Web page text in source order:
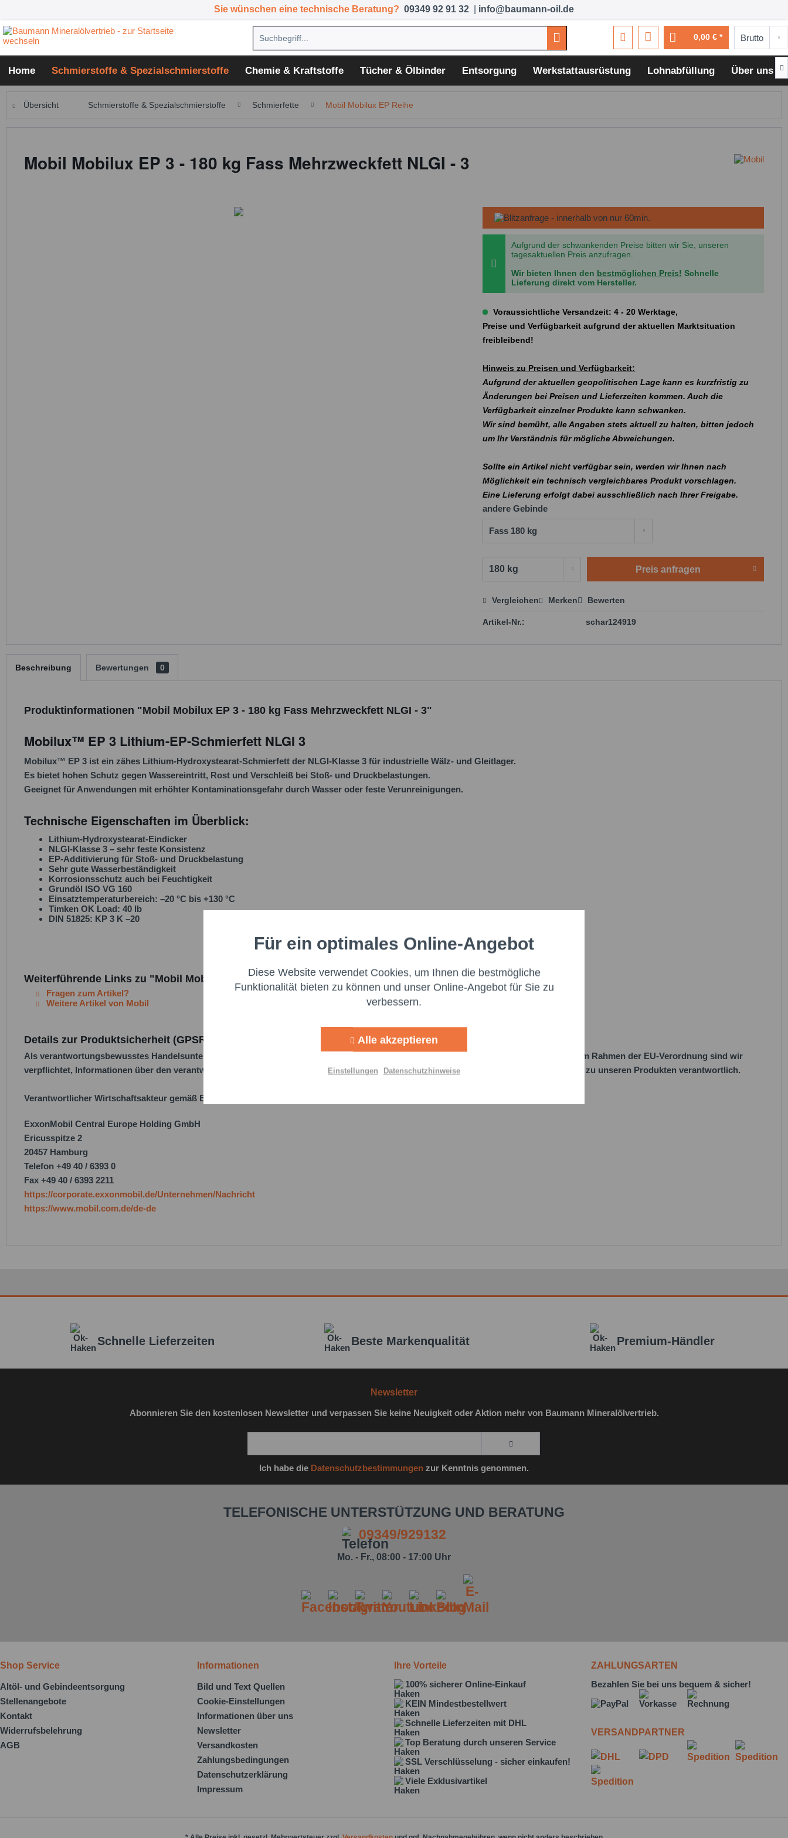
Sie wünschen eine technische Beratung? 09349 92 91 32 info@baumann-oil.de
0,00 € *
Home Schmierstoffe & Spezialschmierstoffe Chemie & Kraftstoffe Tücher & Ölbinder Entsorgung Werkstattausrüstung Lohnabfüllung Über uns 
Übersicht Schmierstoffe & Spezialschmierstoffe Schmierfette Mobil Mobilux EP Reihe
Mobil Mobilux EP 3 - 180 kg Fass Mehrzweckfett NLGI - 3
Aufgrund der schwankenden Preise bitten wir Sie, unseren
tagesaktuellen Preis anzufragen.
Wir bieten Ihnen den bestmöglichen Preis! Schnelle
Lieferung direkt vom Hersteller.
Voraussichtliche Versandzeit: 4 - 20 Werktage,
Preise und Verfügbarkeit aufgrund der aktuellen Marktsituation
freibleibend!
Hinweis zu Preisen und Verfügbarkeit:
Aufgrund der aktuellen geopolitischen Lage kann es kurzfristig zu
Änderungen bei Preisen und Lieferzeiten kommen. Auch die
Verfügbarkeit einzelner Produkte kann schwanken.
Wir sind bemüht, alle Angaben stets aktuell zu halten, bitten jedoch
um Ihr Verständnis für mögliche Abweichungen.
Sollte ein Artikel nicht verfügbar sein, werden wir Ihnen nach
Möglichkeit ein technisch vergleichbares Produkt vorschlagen.
Eine Lieferung erfolgt dabei ausschließlich nach Ihrer Freigabe.
andere Gebinde
Preis anfragen
Preis anfragen
Vergleichen Merken Bewerten
Artikel-Nr.: schar124919
Beschreibung Bewertungen 0
Produktinformationen "Mobil Mobilux EP 3 - 180 kg Fass Mehrzweckfett NLGI - 3"
Mobilux™ EP 3 Lithium-EP-Schmierfett NLGI 3
Mobilux™ EP 3 ist ein zähes Lithium-Hydroxystearat-Schmierfett der NLGI-Klasse 3 für industrielle Wälz- und Gleitlager.
Es bietet hohen Schutz gegen Wassereintritt, Rost und Verschleiß bei Stoß- und Druckbelastungen.
Geeignet für Anwendungen mit erhöhter Kontaminationsgefahr durch Wasser oder feste Verunreinigungen.
Technische Eigenschaften im Überblick:
Lithium-Hydroxystearat-Eindicker
NLGI-Klasse 3 – sehr feste Konsistenz
EP-Additivierung für Stoß- und Druckbelastung
Sehr gute Wasserbeständigkeit
Korrosionsschutz auch bei Feuchtigkeit
Grundöl ISO VG 160
Einsatztemperaturbereich: –20 °C bis +130 °C
Timken OK Load: 40 lb
DIN 51825: KP 3 K –20
Weiterführende Links zu "Mobil Mobilux EP 3 - 180 kg Fass Mehrzweckfett NLGI - 3"
Fragen zum Artikel?
Weitere Artikel von Mobil
Details zur Produktsicherheit (GPSR)
Als verantwortungsbewusstes Handelsunternehmen legen wir großen Wert auf Transparenz und die Einhaltung gesetzlicher Vorgaben. Im Rahmen der EU-Verordnung sind wir
verpflichtet, Informationen über den verantwortlichen Wirtschaftsakteur bereitzustellen. Dieser ist für die Einhaltung der EU-Vorschriften zu unseren Produkten verantwortlich.
Verantwortlicher Wirtschaftsakteur gemäß EU-Verordnung:
ExxonMobil Central Europe Holding GmbH
Ericusspitze 2
20457 Hamburg
Telefon +49 40 / 6393 0
Fax +49 40 / 6393 2211
https://corporate.exxonmobil.de/Unternehmen/Nachricht
https://www.mobil.com.de/de-de
Schnelle Lieferzeiten Beste Markenqualität Premium-Händler
Newsletter
Abonnieren Sie den kostenlosen Newsletter und verpassen Sie keine Neuigkeit oder Aktion mehr von Baumann Mineralölvertrieb.
Ich habe die Datenschutzbestimmungen zur Kenntnis genommen.
TELEFONISCHE UNTERSTÜTZUNG UND BERATUNG
09349/929132
Mo. - Fr., 08:00 - 17:00 Uhr
Shop Service
Altöl- und Gebindeentsorgung
Stellenangebote
Kontakt
Widerrufsbelehrung
AGB
Informationen
Bild und Text Quellen
Cookie-Einstellungen
Informationen über uns
Newsletter
Versandkosten
Zahlungsbedingungen
Datenschutzerklärung
Impressum
Ihre Vorteile
100% sicherer Online-Einkauf
KEIN Mindestbestellwert
Schnelle Lieferzeiten mit DHL
Top Beratung durch unseren Service
SSL Verschlüsselung - sicher einkaufen!
Viele Exklusivartikel
ZAHLUNGSARTEN
Bezahlen Sie bei uns bequem & sicher!
VERSANDPARTNER
Funktionale Aktiv
Marketing Aktiv
Für ein optimales Online-Angebot
Diese Website verwendet Cookies, um Ihnen die bestmögliche
Funktionalität bieten zu können und unser Online-Angebot für Sie zu
verbessern.
Alle akzeptieren
Einstellungen Datenschutzhinweise